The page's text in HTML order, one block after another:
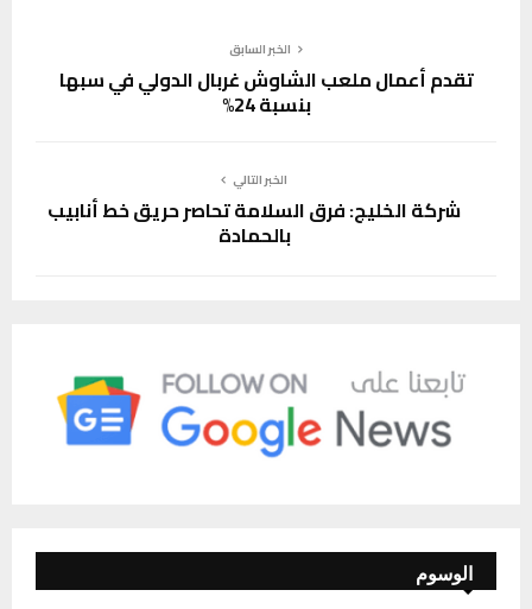
الخبر السابق
تقدم أعمال ملعب الشاوش غربال الدولي في سبها
بنسبة 24%
الخبر التالي
شركة الخليج: فرق السلامة تحاصر حريق خط أنابيب
بالحمادة
الوسوم